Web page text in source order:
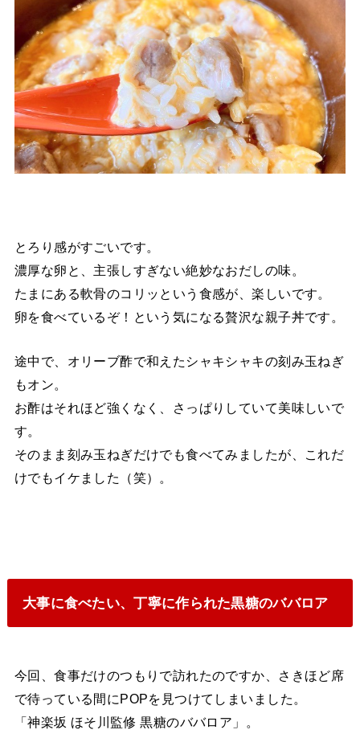
とろり感がすごいです。
濃厚な卵と、主張しすぎない絶妙なおだしの味。
たまにある軟骨のコリッという食感が、楽しいです。
卵を食べているぞ！という気になる贅沢な親子丼です。
途中で、オリーブ酢で和えたシャキシャキの刻み玉ねぎ
もオン。
お酢はそれほど強くなく、さっぱりしていて美味しいで
す。
そのまま刻み玉ねぎだけでも食べてみましたが、これだ
けでもイケました（笑）。
大事に食べたい、丁寧に作られた黒糖のババロア
今回、食事だけのつもりで訪れたのですか、さきほど席
で待っている間にPOPを見つけてしまいました。
「神楽坂 ほそ川監修 黒糖のババロア」。